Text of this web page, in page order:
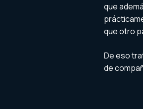
que
que otro
De eso
de